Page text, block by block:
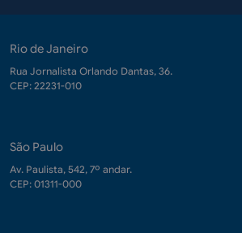
Rio de Janeiro
Rua Jornalista Orlando Dantas, 36.
CEP: 22231-010
São Paulo
Av. Paulista, 542, 7º andar.
CEP: 01311-000